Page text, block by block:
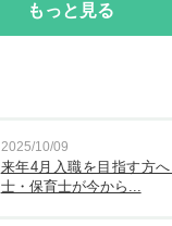
もっと見る
2025/10/09
来年4月入職を目指す方
士・保育士が今から...